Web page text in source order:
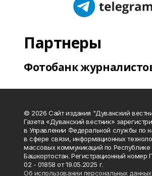
Партнеры
Фотобанк
© 2026 Сайт издания "Дуванский
Газета «Дуванский вестник»
в Управлении Федеральной службы по
в сфере связи, информационных
массовых коммуникаций по Республике
Башкортостан. Регистрационный
02 - 01858 от 19.05.2025 г.
Об использовании персональных данных